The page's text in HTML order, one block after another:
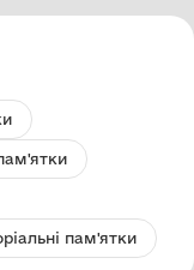
пам'ятки